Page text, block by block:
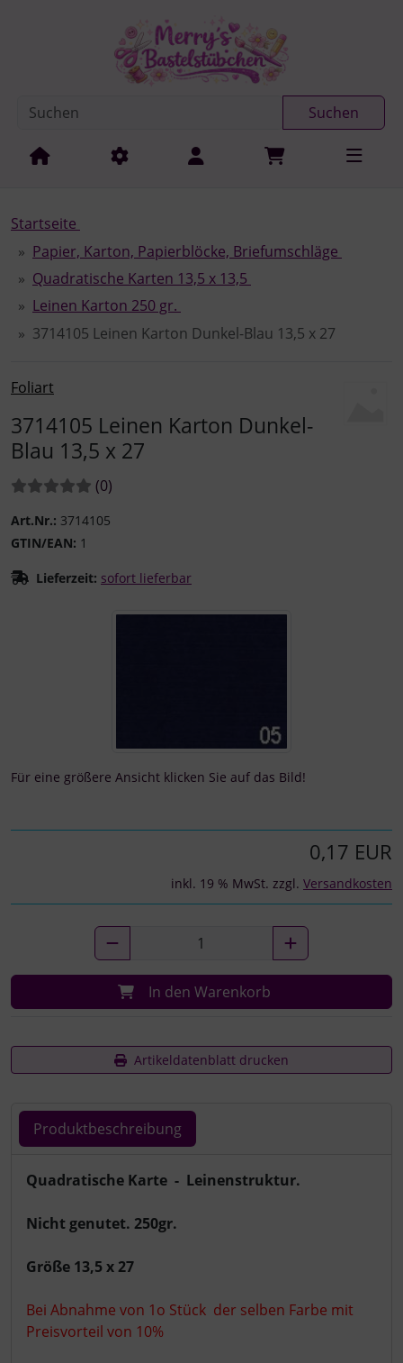
Springe zur Navigation
Suchen
Startseite
Papier, Karton, Papierblöcke, Briefumschläge
Quadratische Karten 13,5 x 13,5
Leinen Karton 250 gr.
3714105 Leinen Karton Dunkel-Blau 13,5 x 27
Foliart
3714105 Leinen Karton Dunkel-
Blau 13,5 x 27
Bewertungen:
(0Bewertungen
)
Art.Nr.: 3714105
GTIN/EAN: 1
Lieferzeit: sofort lieferbar
Wenn mehr als ein Produktbild existiert, können Sie die
Für eine größere Ansicht klicken Sie auf das Bild!
0,17 EUR
inkl. 19 % MwSt. zzgl. Versandkosten
In den Warenkorb
Artikeldatenblatt drucken
Produktbeschreibung
Produktbeschreibung
Quadratische Karte - Leinenstruktur.
Nicht genutet. 250gr.
Größe 13,5 x 27
Bei Abnahme von 1o Stück der selben Farbe mit
Preisvorteil von 10%